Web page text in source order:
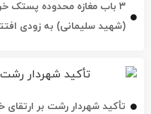
(شهید سلیمانی) به زودی
تأکید شهردار رشت بر